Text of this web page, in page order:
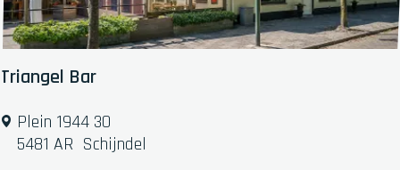
l
i
a
o
Triangel Bar
T Plein 1944 30
5481 AR Schijndel